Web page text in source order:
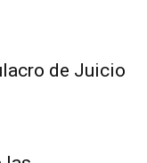
de Juicio